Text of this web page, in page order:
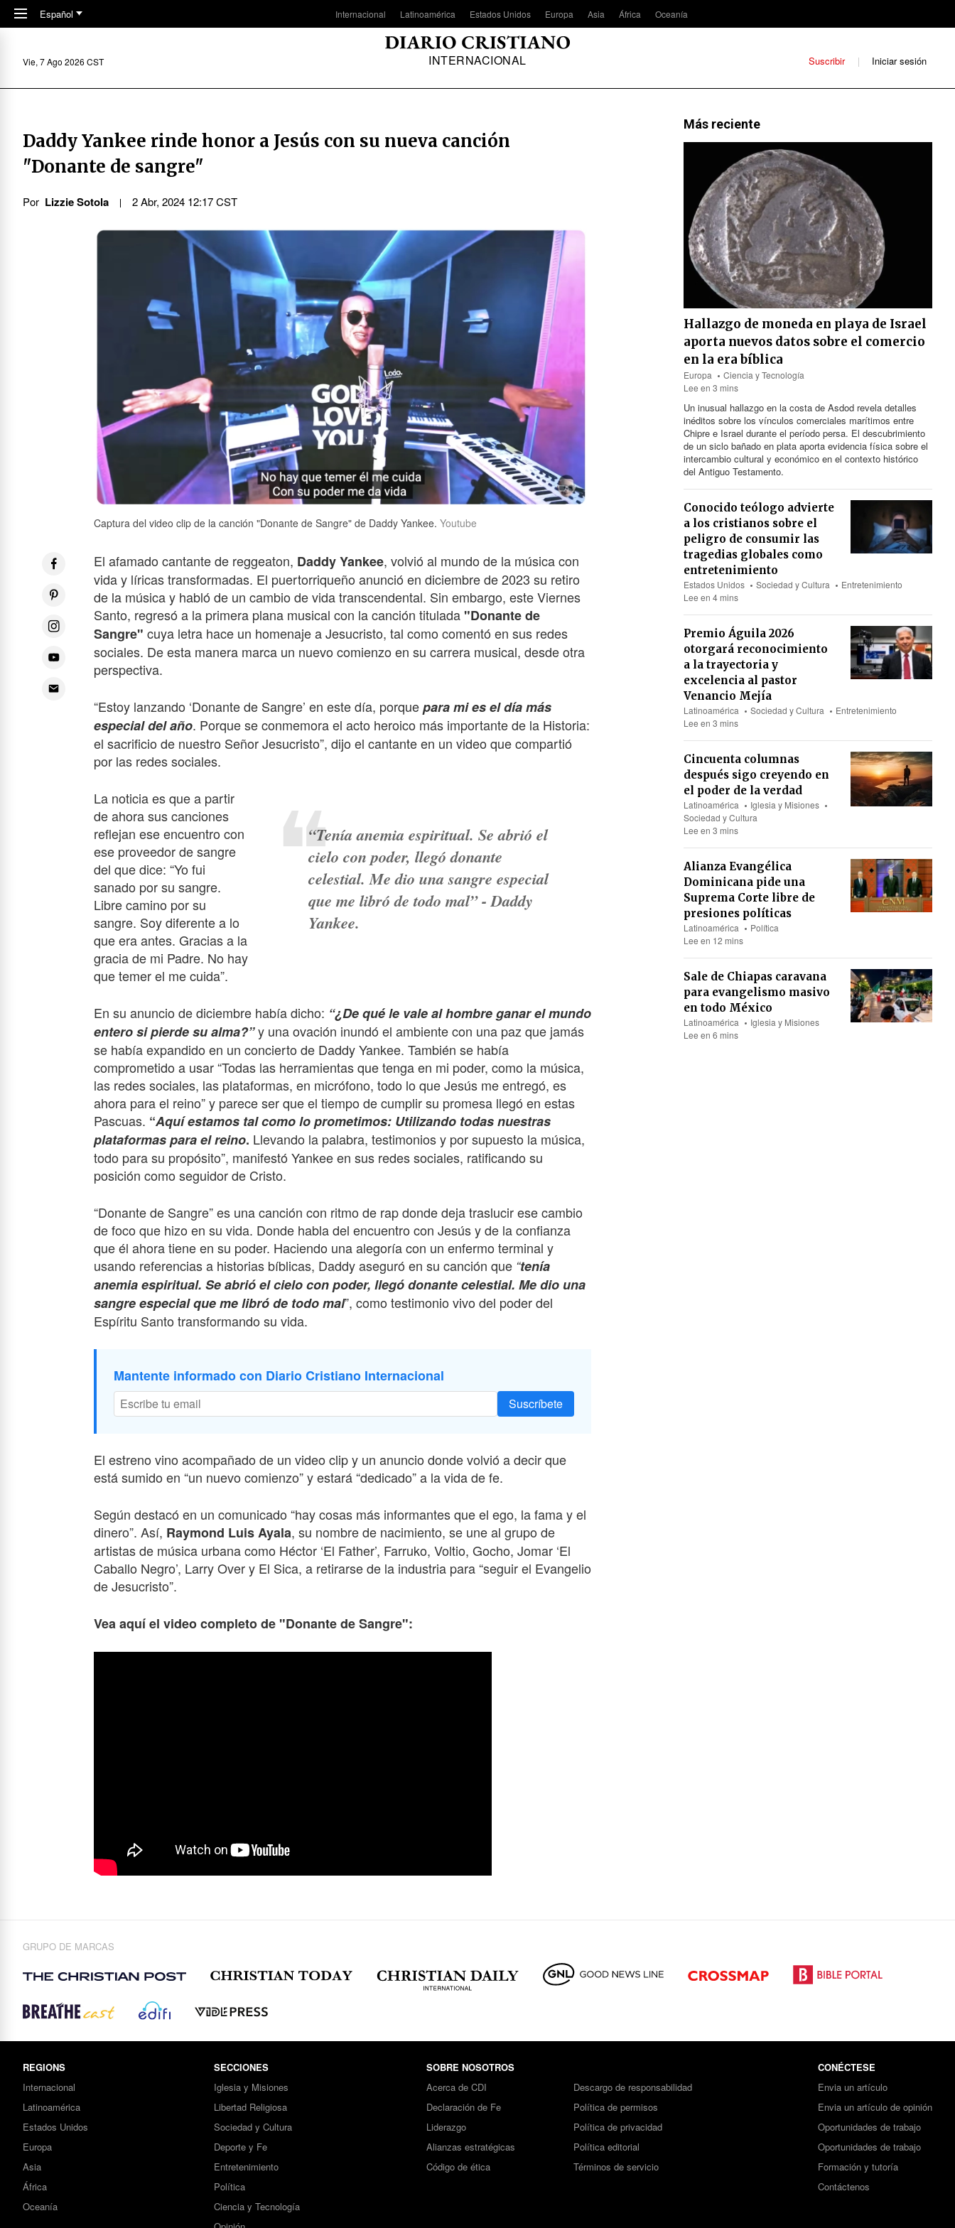
Skip to main content
Español Internacional Latinoamérica Estados Unidos Europa Asia África Oceanía
INTERNACIONAL
Vie, 7 Ago 2026 CST Suscribir Iniciar sesión
Daddy Yankee rinde honor a Jesús con su nueva canción
"Donante de sangre"
Por Lizzie Sotola 2 Abr, 2024 12:17 CST
Captura del video clip de la canción "Donante de Sangre" de Daddy Yankee. Youtube
El afamado cantante de reggeaton, Daddy Yankee, volvió al mundo de la música con
vida y líricas transformadas. El puertorriqueño anunció en diciembrede 2023 su retiro
de la música y habló de un cambio de vida transcendental. Sin embargo, este Viernes
Santo, regresó a la primera plana musical con la canción titulada "Donante de
Sangre" cuya letra hace un homenaje a Jesucristo, tal como comentó en sus redes
sociales. De esta manera marca un nuevo comienzo en su carrera musical, desde otra
perspectiva.
“Estoy lanzando ‘Donante de Sangre’ en este día, porquepara mi es el día más
especial del año. Porque se conmemora el acto heroico más importante de la Historia:
el sacrificio de nuestro Señor Jesucristo”, dijo el cantante en un video que compartió
por las redes sociales.
“Tenía anemia espiritual. Se abrió el
cielo con poder, llegó donante
celestial. Me dio una sangre especial
que me libró de todo mal” - Daddy
Yankee.
La noticia es que a partir
de ahora sus canciones
reflejan ese encuentro con
ese proveedor de sangre
del que dice: “Yo fui
sanado por su sangre.
Libre camino por su
sangre. Soy diferente a lo
que era antes. Gracias a la
gracia de mi Padre. No hay
que temer el me cuida”.
En su anuncio de diciembre había dicho: “¿De qué le vale al hombre ganar el mundo
entero si pierde su alma?”y una ovación inundó el ambiente con una paz que jamás
se había expandido en un concierto de Daddy Yankee. También se había
comprometido a usar “Todas las herramientas que tenga en mi poder, como la música,
las redes sociales, las plataformas, en micrófono, todo lo que Jesús me entregó, es
ahora para el reino” y parece ser que el tiempo de cumplir su promesa llegó en estas
Pascuas. “Aquí estamos tal como lo prometimos: Utilizando todas nuestras
plataformas para el reino. Llevando la palabra, testimonios y por supuesto la música,
todo para su propósito”, manifestó Yankee en sus redes sociales, ratificando su
posición como seguidor de Cristo.
“Donante de Sangre” es una canción con ritmo de rap donde deja traslucir ese cambio
de foco que hizo en su vida. Donde habla del encuentro con Jesús y de la confianza
que él ahora tiene en su poder. Haciendo una alegoría con un enfermo terminal y
usando referencias a historias bíblicas, Daddy aseguró en su canción que “tenía
anemia espiritual. Se abrió el cielo con poder, llegó donante celestial. Me dio una
sangre especial que me libró de todo mal”, como testimonio vivo del poder del
Espíritu Santo transformando su vida.
Mantente informado con Diario Cristiano Internacional
Suscríbete
El estreno vino acompañado de un video clip y un anuncio donde volvió a decir que
está sumido en “un nuevo comienzo” y estará “dedicado” a la vida de fe.
Según destacó en un comunicado “hay cosas más informantes que el ego, la fama y el
dinero”. Así, Raymond Luis Ayala, su nombre de nacimiento, se une al grupo de
artistas de música urbana como Héctor ‘El Father’, Farruko, Voltio, Gocho, Jomar ‘El
Caballo Negro’, Larry Over y El Sica, a retirarse de la industria para “seguir el Evangelio
de Jesucristo”.
Vea aquí el video completo de "Donante de Sangre":
Más reciente
Hallazgo de moneda en playa de Israel
aporta nuevos datos sobre el comercio
en la era bíblica
Europa
Ciencia y Tecnología
Lee en 3 mins
Un inusual hallazgo en la costa de Asdod revela detalles
inéditos sobre los vínculos comerciales marítimos entre
Chipre e Israel durante el período persa. El descubrimiento
de un siclo bañado en plata aporta evidencia física sobre el
intercambio cultural y económico en el contexto histórico
del Antiguo Testamento.
Conocido teólogo advierte
a los cristianos sobre el
peligro de consumir las
tragedias globales como
entretenimiento
Estados Unidos Sociedad y Cultura
Entretenimiento
Lee en 4 mins
Premio Águila 2026
otorgará reconocimiento
a la trayectoria y
excelencia al pastor
Venancio Mejía
Latinoamérica Sociedad y Cultura
Entretenimiento
Lee en 3 mins
Cincuenta columnas
después sigo creyendo en
el poder de la verdad
Latinoamérica
Iglesia y Misiones
Sociedad y Cultura
Lee en 3 mins
Alianza Evangélica
Dominicana pide una
Suprema Corte libre de
presiones políticas
Latinoamérica
Política
Lee en 12 mins
Sale de Chiapas caravana
para evangelismo masivo
en todo México
Latinoamérica
Iglesia y Misiones
Lee en 6 mins
GRUPO DE MARCAS
REGIONS
Internacional
Latinoamérica
Estados Unidos
Europa
Asia
África
Oceanía
SECCIONES
Iglesia y Misiones
Libertad Religiosa
Sociedad y Cultura
Deporte y Fe
Entretenimiento
Política
Ciencia y Tecnología
SOBRE NOSOTROS
Acerca de CDI
Declaración de Fe
Liderazgo
Alianzas estratégicas
Código de ética
Descargo de responsabilidad
Política de permisos
Política de privacidad
Política editorial
Términos de servicio
CONÉCTESE
Envia un artículo
Envia un artículo de opinión
Oportunidades de trabajo
Oportunidades de trabajo
Formación y tutoría
Contáctenos